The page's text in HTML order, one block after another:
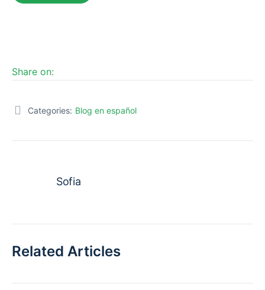
Share on:
Categories: Blog en español
Sofia
Related Articles